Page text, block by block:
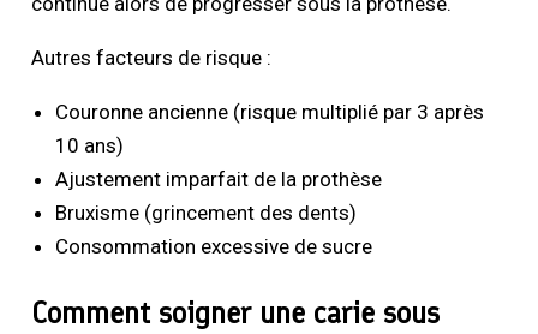
Autres facteurs de risque :
Couronne ancienne (risque multiplié par 3 après
10 ans)
Ajustement imparfait de la prothèse
Bruxisme (grincement des dents)
Consommation excessive de sucre
Comment soigner une carie sous